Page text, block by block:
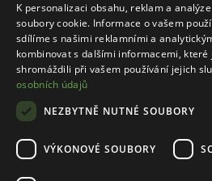
Rady
K personalizaci obsahu, reklam a
soubory cookie. Informace o vašem
sdílíme s našimi reklamními a
kombinovat s dalšími informacemi,
shromáždili při vašem používání jejich
osobních údajů
NEZBYTNĚ NUTNÉ SOUBORY
VÝKONOVÉ SOUBORY